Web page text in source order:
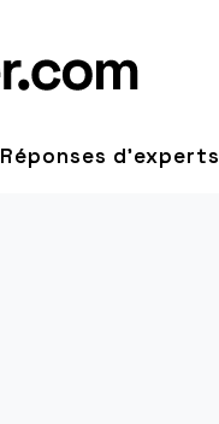
Réponses d'experts